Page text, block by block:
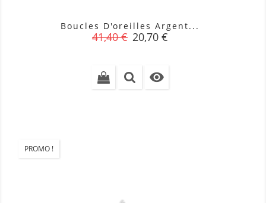
Boucles D'oreilles Argent...
Prix
41,40 € Prix
20,70 €

PROMO !